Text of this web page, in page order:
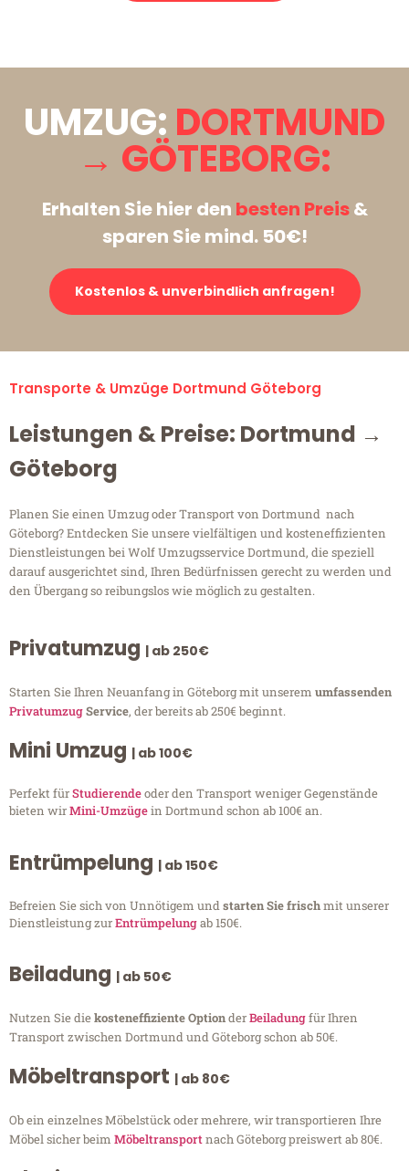
UMZUG: DORTMUND
→ GÖTEBORG:
Erhalten Sie hier den besten Preis&
sparen Sie mind. 50€!
Kostenlos & unverbindlich anfragen!
Transporte & Umzüge Dortmund Göteborg
Leistungen & Preise: Dortmund →
Göteborg
Planen Sie einen Umzug oder Transport von Dortmund nach
Göteborg? Entdecken Sie unsere vielfältigen und kosteneffizienten
Dienstleistungen bei Wolf Umzugsservice Dortmund, die speziell
darauf ausgerichtet sind, Ihren Bedürfnissen gerecht zu werden und
den Übergang so reibungslos wie möglich zu gestalten.
Privatumzug | ab 250€
Starten Sie Ihren Neuanfang in Göteborg mit unserem umfassenden
PrivatumzugService, der bereits ab 250€ beginnt.
Mini Umzug | ab 100€
Perfekt fürStudierendeoder den Transport weniger Gegenstände
bieten wirMini-Umzügein Dortmund schon ab 100€ an.
Entrümpelung | ab 150€
Befreien Sie sich von Unnötigem undstarten Sie frischmit unserer
Dienstleistung zurEntrümpelungab 150€.
Beiladung | ab 50€
Nutzen Sie diekosteneffiziente OptionderBeiladungfür Ihren
Transport zwischen Dortmund und Göteborg schon ab 50€.
Möbeltransport | ab 80€
Ob ein einzelnes Möbelstück oder mehrere, wir transportieren Ihre
Möbel sicher beim Möbeltransportnach Göteborg preiswert ab 80€.